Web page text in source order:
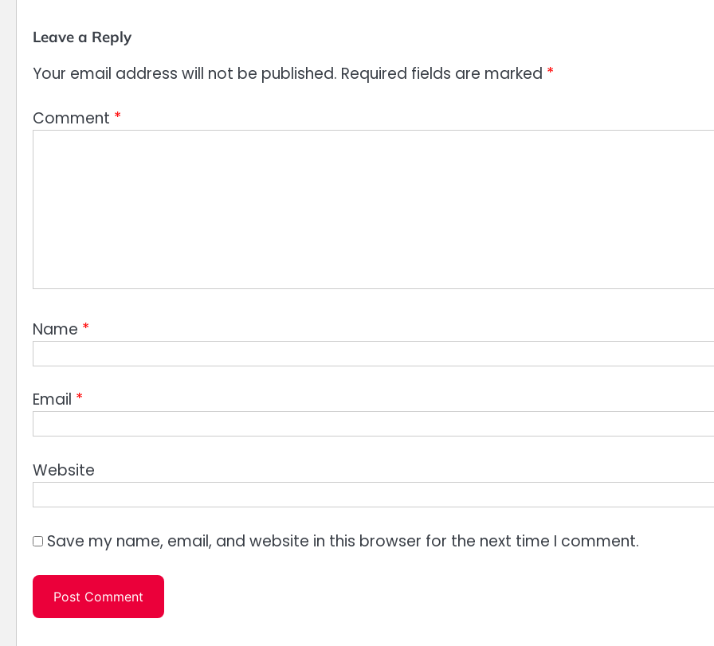
Leave a Reply
Your email address will not be published. Required fields are marked *
Comment *
Name *
Email *
Website
Save my name, email, and website in this browser for the next time I comment.